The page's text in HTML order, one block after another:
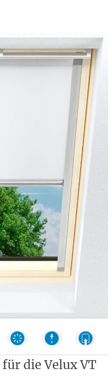
die Velux VT